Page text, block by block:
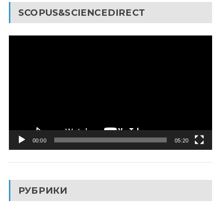
SCOPUS&SCIENCEDIRECT
00:00 05:20
РУБРИКИ